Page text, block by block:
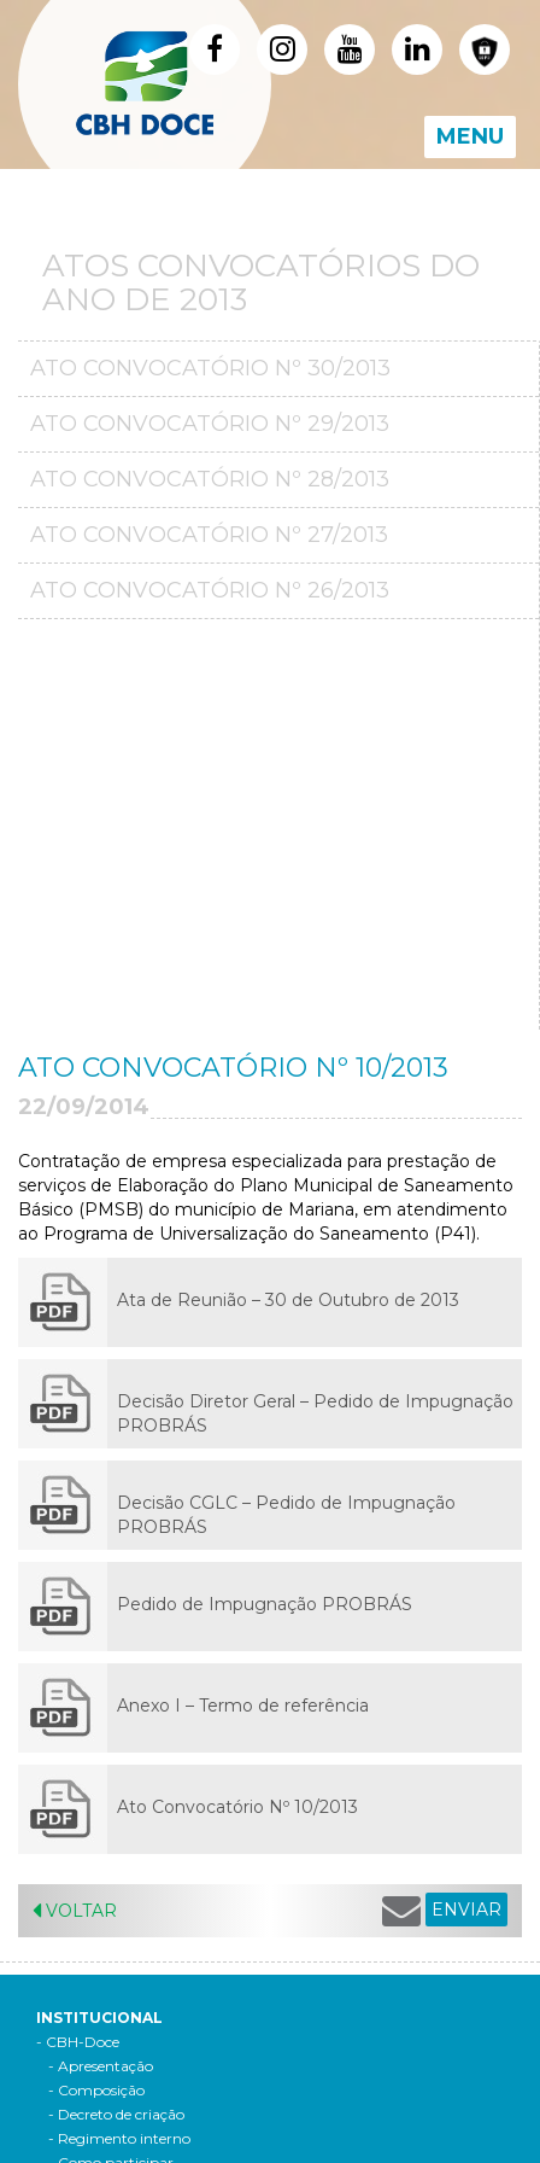
MENU
ATOS CONVOCATÓRIOS DO
ANO DE 2013
ATO CONVOCATÓRIO Nº 30/2013
ATO CONVOCATÓRIO Nº 29/2013
ATO CONVOCATÓRIO Nº 28/2013
ATO CONVOCATÓRIO Nº 27/2013
ATO CONVOCATÓRIO Nº 26/2013
ATO CONVOCATÓRIO Nº 10/2013
22/09/2014
Contratação de empresa especializada para prestação de
serviços de Elaboração do Plano Municipal de Saneamento
Básico (PMSB) do município de Mariana, em atendimento
ao Programa de Universalização do Saneamento (P41).
Ata de Reunião – 30 de Outubro de 2013
Decisão Diretor Geral – Pedido de Impugnação
PROBRÁS
Decisão CGLC – Pedido de Impugnação
PROBRÁS
Pedido de Impugnação PROBRÁS
Anexo I – Termo de referência
Ato Convocatório Nº 10/2013
VOLTAR ENVIAR
INSTITUCIONAL
- CBH-Doce
- Apresentação
- Composição
- Decreto de criação
- Regimento interno